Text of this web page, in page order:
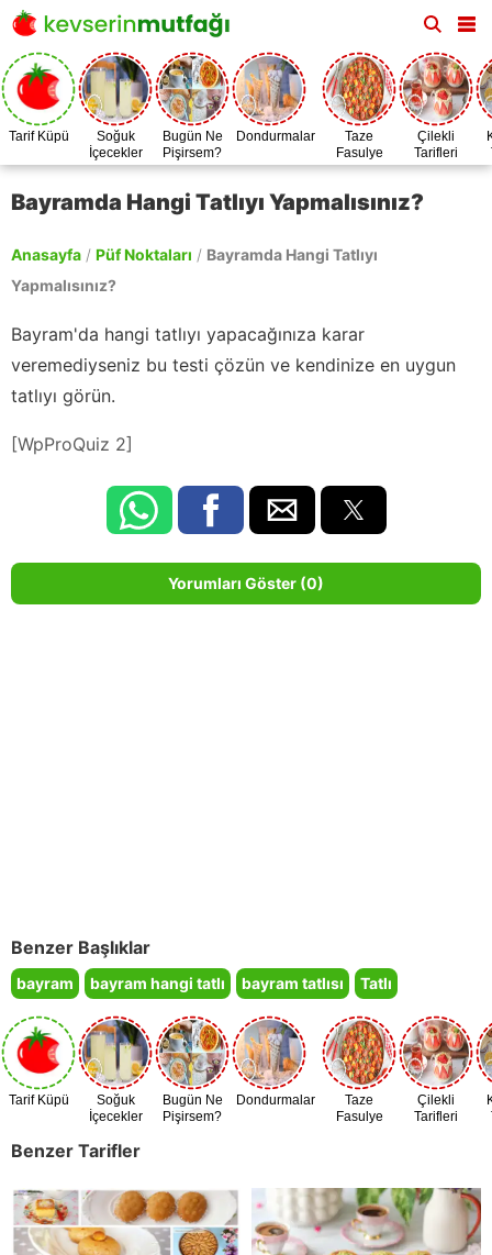
Tarif Küpü
Soğuk
İçecekler
Bugün Ne
Pişirsem?
Dondurmalar
Taze
Fasulye
Zamanı
Çilekli
Tarifleri
Bayramda Hangi Tatlıyı Yapmalısınız?
Anasayfa / Püf Noktaları / Bayramda Hangi Tatlıyı
Yapmalısınız?
Bayram'da hangi tatlıyı yapacağınıza karar
veremediyseniz bu testi çözün ve kendinize en uygun
tatlıyı görün.
[WpProQuiz 2]
Yorumları Göster (0)
Benzer Başlıklar
bayram bayram hangi tatlı bayram tatlısı Tatlı
Tarif Küpü
Soğuk
İçecekler
Bugün Ne
Pişirsem?
Dondurmalar
Taze
Fasulye
Çilekli
Tarifleri
Benzer Tarifler